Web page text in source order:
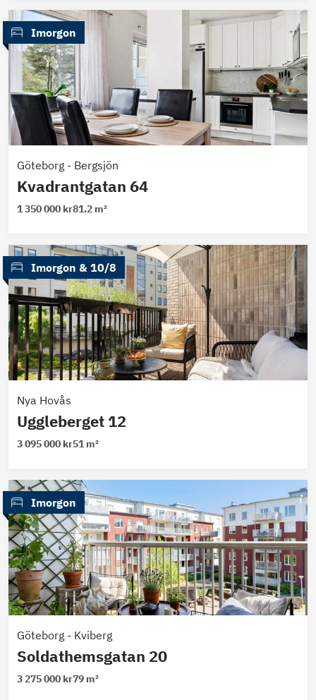
Imorgon
Göteborg - Bergsjön
Kvadrantgatan 64
1 350 000 kr81.2 m²
Imorgon & 10/8
Nya Hovås
Uggleberget 12
3 095 000 kr51 m²
Imorgon
Göteborg - Kviberg
Soldathemsgatan 20
3 275 000 kr79 m²